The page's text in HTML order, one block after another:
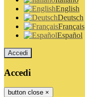
English
Deutsch
Français
Español
Accedi
Accedi
button close ×